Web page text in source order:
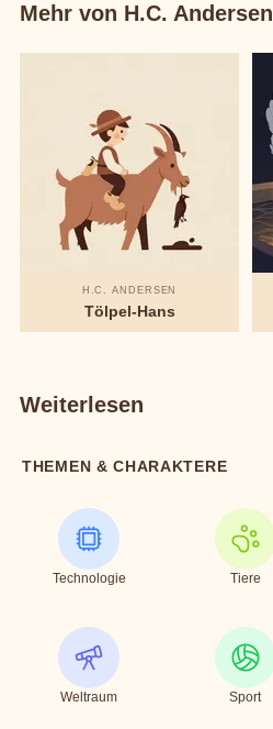
Mehr von H.C. Andersen
H.C. ANDERSEN
Tölpel-Hans
Weiterlesen
THEMEN & CHARAKTERE
Technologie Tiere
Weltraum Sport